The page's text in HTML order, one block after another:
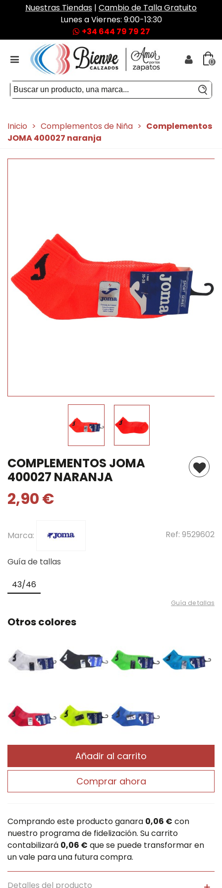
Nuestras Tiendas | Cambio de Talla Gratuito
Lunes a Viernes: 9:00-13:30
+34 644 79 79 27
0
Inicio > Complementos de Niña > Complementos
JOMA 400027 naranja
COMPLEMENTOS JOMA
400027 NARANJA
2,90 €
Marca: Ref: 9529602
Guía de tallas
43/46
Guía de tallas
Otros colores
Añadir al carrito
Comprar ahora
Comprando este producto ganara 0,06 € con
nuestro programa de fidelización. Su carrito
contabilizará 0,06 € que se puede transformar en
un vale para una futura compra.
Detalles del producto